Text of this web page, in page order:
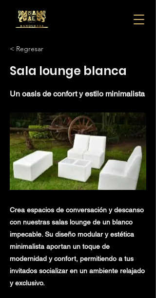
< Regresar
Sala lounge blanca
Un oasis de confort y estilo minimalista
Crea espacios de conversación y descanso
con nuestras salas lounge de un blanco
impecable. Su diseño modular y estética
minimalista aportan un toque de
modernidad y confort, permitiendo a tus
invitados socializar en un ambiente relajado
y exclusivo.